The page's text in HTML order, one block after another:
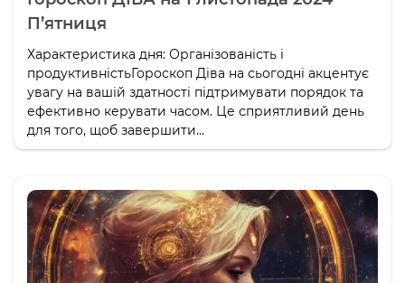
П’ятниця
Характеристика дня: Організованість і
продуктивністьГороскоп Діва на сьогодні акцентує
увагу на вашій здатності підтримувати порядок та
ефективно керувати часом. Це сприятливий день
для того, щоб завершити...